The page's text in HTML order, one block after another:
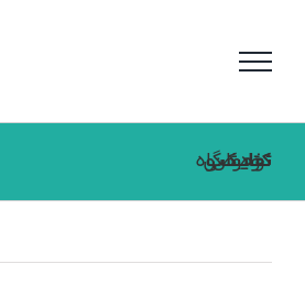
نمایشگاه تخصصی کتاب کودک و نوجوان